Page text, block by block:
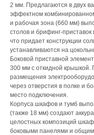
2 мм. Предлагаются в двух
эффектном
и рабочая зона (660 мм)
столов и брифинг-
что придает конструкции
устанавливаются на
Боковой приставной
300 мм с откидной крышкой.
размещения
через отверстия в полке и
место подключения.
Корпуса шкафов и тумб
(также 18 мм) создают
целостных композиций
боковыми панелями и общим